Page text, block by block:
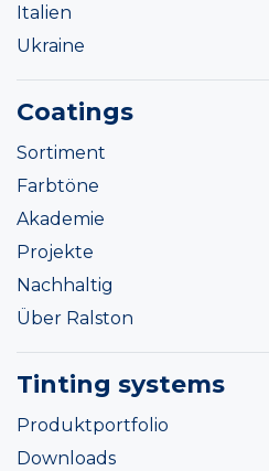
Italien
Ukraine
Coatings
Sortiment
Farbtöne
Akademie
Projekte
Nachhaltig
Über Ralston
Tinting systems
Produktportfolio
Downloads